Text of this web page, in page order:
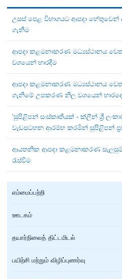
උසස් පෙළ විභාගයට ආපදා හේතුවෙන්
ගැනීම
ආපදා කළමනාකරණ මධ්‍යස්ථානය
වශයෙන් භාරදීම
ආපදා කළමනාකරණ මධ්‍යස්ථානය
ගැනීමේ උපකරණ නිල වශයෙන්
‘සුපිළිපන් සංස්කෘතියක් - ක්ලීන් ශ්‍රී
වැඩසටහන ආරම්භ කරමින් සුපිළිපන්
ආයතනික ආපදා කළමනාකරණ සැලසුම්
රැස්වීම
எம்மைப்பற்றி
ஊடகம்
தயார்நிலைத் திட்டமிடல்
பயிற்சி மற்றும் விழிப்புணர்வு